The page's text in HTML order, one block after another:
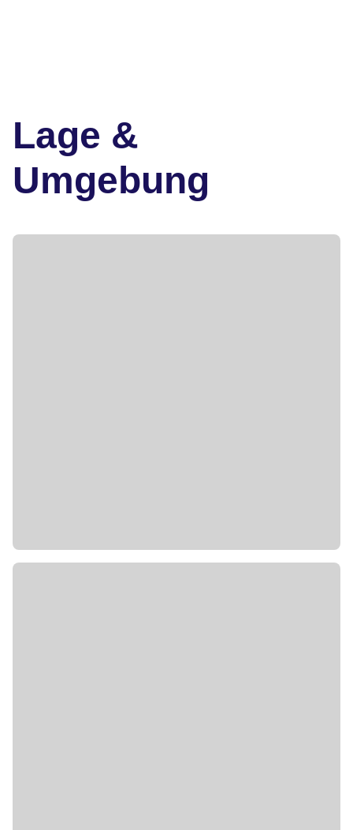
Lage &
Umgebung